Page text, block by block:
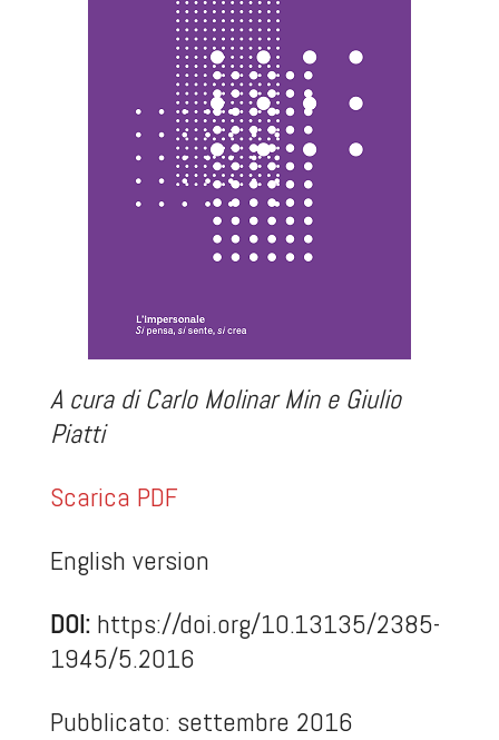
A cura di Carlo Molinar Min e Giulio
Piatti
Scarica PDF
English version
DOI: https://doi.org/10.13135/2385-
1945/5.2016
Pubblicato: settembre 2016